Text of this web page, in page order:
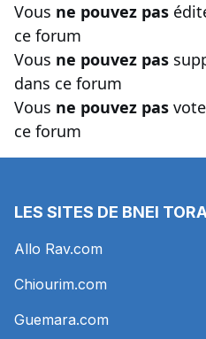
Vous ne pouvez pas
ce forum
Vous ne pouvez pas
dans ce forum
Vous ne pouvez pas
ce forum
LES SITES DE BNEI
Allo Rav.com
Chiourim.com
Guemara.com